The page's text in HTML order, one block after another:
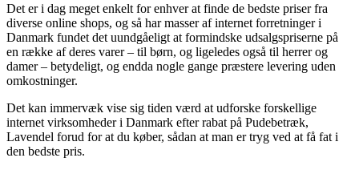
Det er i dag meget enkelt for enhver at finde de bedste priser fra
diverse online shops, og så har masser af internet forretninger i
Danmark fundet det uundgåeligt at formindske udsalgspriserne på
en række af deres varer – til børn, og ligeledes også til herrer og
damer – betydeligt, og endda nogle gange præstere levering uden
omkostninger.
Det kan immervæk vise sig tiden værd at udforske forskellige
internet virksomheder i Danmark efter rabat på Pudebetræk,
Lavendel forud for at du køber, sådan at man er tryg ved at få fat i
den bedste pris.